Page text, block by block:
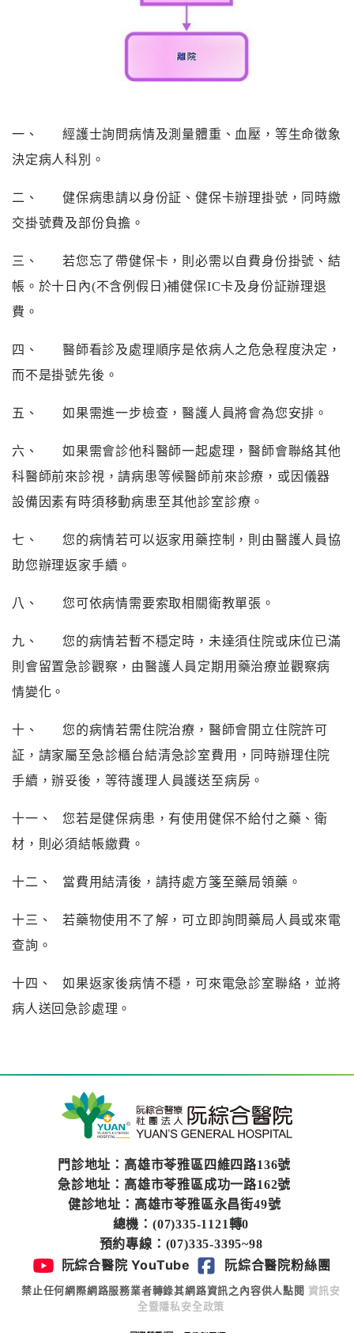
學
術
區
息
區
工
專
續
發
展
一、
經護士詢問病情及測量體重、血壓，等生命徵象
決定病人科別。
二、
健保病患請以身份証、健保卡辦理掛號，同時繳
交掛號費及部份負擔。
三、
若您忘了帶健保卡，則必需以自費身份掛號、結
帳。於十日內(不含例假日)補健保IC卡及身份証辦理退
費。
四、
醫師看診及處理順序是依病人之危急程度決定，
而不是掛號先後。
五、 如果需進一步檢查，醫護人員將會為您安排。
六、
如果需會診他科醫師一起處理，醫師會聯絡其他
科醫師前來診視，請病患等候醫師前來診療，或因儀器
設備因素有時須移動病患至其他診室診療。
七、
您的病情若可以返家用藥控制，則由醫護人員協
助您辦理返家手續。
八、 您可依病情需要索取相關衛教單張。
九、
您的病情若暫不穩定時，未達須住院或床位已滿
則會留置急診觀察，由醫護人員定期用藥治療並觀察病
情變化。
十、
您的病情若需住院治療，醫師會開立住院許可
証，請家屬至急診櫃台結清急診室費用，同時辦理住院
手續，辦妥後，等待護理人員護送至病房。
十一、
您若是健保病患，有使用健保不給付之藥、衛
材，則必須結帳繳費。
十二、 當費用結清後，請持處方箋至藥局領藥。
十三、
若藥物使用不了解，可立即詢問藥局人員或來電
查詢。
十四、
如果返家後病情不穩，可來電急診室聯絡，並將
病人送回急診處理。
門診地址：高雄市苓雅區四維四路136號
急診地址：高雄市苓雅區成功一路162號
健診地址：高雄市苓雅區永昌街49號
總機：(07)335-1121轉0
預約專線：(07)335-3395~98
阮綜合醫院 YouTube 阮綜合醫院粉絲團
禁止任何網際網路服務業者轉錄其網路資訊之內容供人點閱 資訊安
全暨隱私安全政策